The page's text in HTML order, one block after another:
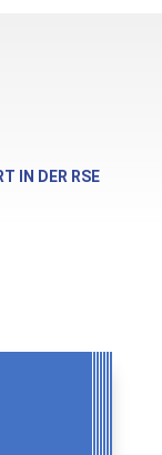
IN DER RSE